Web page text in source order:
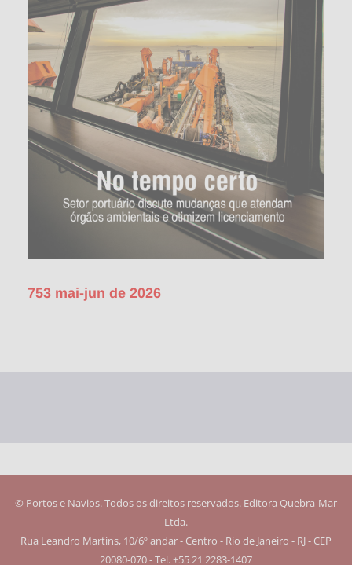
753 mai-jun de 2026
© Portos e Navios. Todos os direitos reservados. Editora Quebra-Mar
Ltda.
Rua Leandro Martins, 10/6º andar - Centro - Rio de Janeiro - RJ - CEP
20080-070 - Tel. +55 21 2283-1407